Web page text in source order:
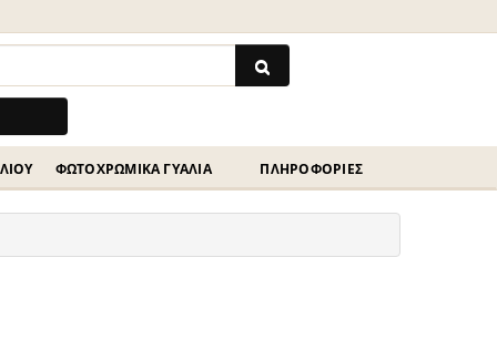
ΦΩΤΟΧΡΩΜΙΚΆ ΓΥΑΛΙΆ ΠΛΗΡΟΦΟΡΙΕΣ